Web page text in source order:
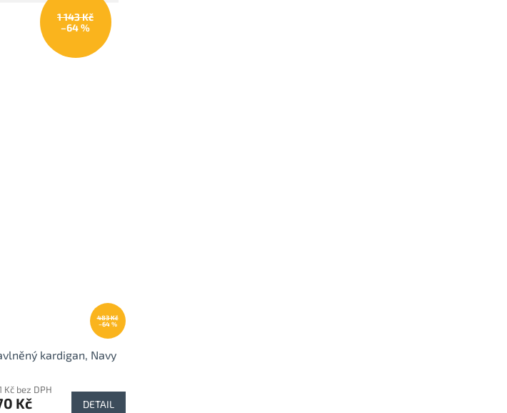
1 143 Kč
–64 %
483 Kč
–64 %
kardigan, Navy
Kč bez DPH
Kč DETAIL